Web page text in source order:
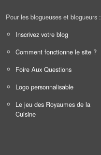
Pour les blogueuses et blogueurs :
Inscrivez votre blog
Comment fonctionne le site ?
Foire Aux Questions
Logo personnalisable
Le jeu des Royaumes de la
Cuisine